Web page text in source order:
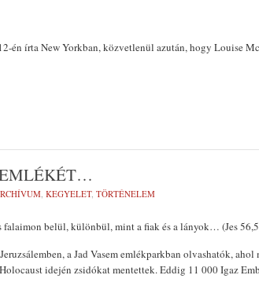
én írta New Yorkban, közvetlenül azután, hogy Louise
, KEGYELET, TÖRTÉNELEM
falaimon belül, különbül, mint a fiak és a lányok… (Jes
a Jad Vasem emlékparkban olvashatók,
idején zsidókat mentettek. Eddig 11 000 Igaz